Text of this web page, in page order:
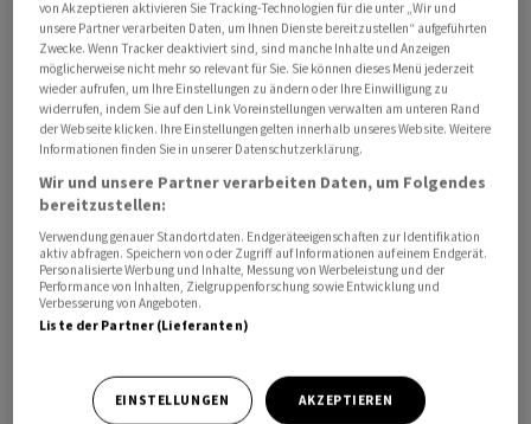
wieder in die USA zurück./rin/DP/jha
(AWP)
von Akzeptieren aktivieren Sie Tracking-Technologien für die unter „Wir und
unsere Partner verarbeiten Daten, um Ihnen Dienste bereitzustellen“ aufgeführten
Zwecke. Wenn Tracker deaktiviert sind, sind manche Inhalte und Anzeigen
möglicherweise nicht mehr so relevant für Sie. Sie können dieses Menü jederzeit
wieder aufrufen, um Ihre Einstellungen zu ändern oder Ihre Einwilligung zu
widerrufen, indem Sie auf den Link Voreinstellungen verwalten am unteren Rand
der Webseite klicken. Ihre Einstellungen gelten innerhalb unseres Website. Weitere
Informationen finden Sie in unserer Datenschutzerklärung.
Wir und unsere Partner verarbeiten Daten, um Folgendes
bereitzustellen:
Verwendung genauer Standortdaten. Endgeräteeigenschaften zur Identifikation
aktiv abfragen. Speichern von oder Zugriff auf Informationen auf einem Endgerät.
Personalisierte Werbung und Inhalte, Messung von Werbeleistung und der
Performance von Inhalten, Zielgruppenforschung sowie Entwicklung und
Verbesserung von Angeboten.
Liste der Partner (Lieferanten)
EINSTELLUNGEN AKZEPTIEREN